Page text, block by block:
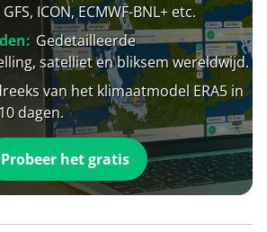
ICON, ECMWF-BNL+ etc.
Gedetailleerde
satelliet en bliksem wereldwijd.
van het klimaatmodel ERA5 in
dagen.
Probeer het gratis